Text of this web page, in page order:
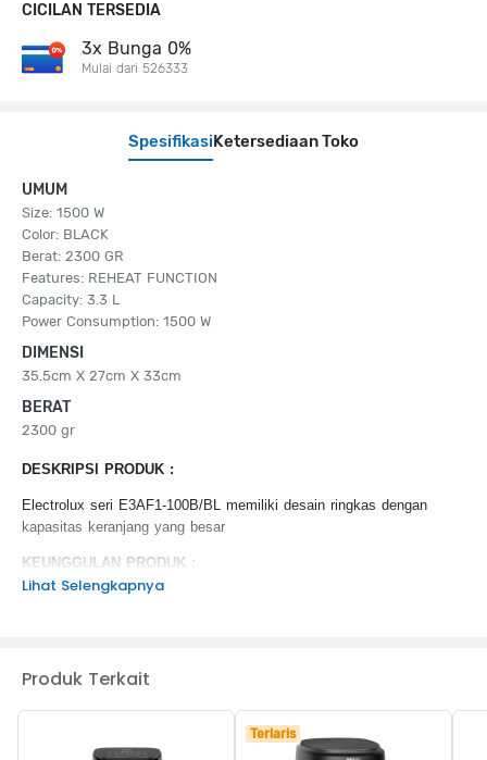
SpesifikasiKetersediaan Toko
UMUM
Size: 1500 W
Color: BLACK
Berat: 2300 GR
Features: REHEAT FUNCTION
Capacity: 3.3 L
Power Consumption: 1500 W
DIMENSI
35.5cm X 27cm X 33cm
BERAT
2300 gr
DESKRIPSI PRODUK :
Electrolux seri E3AF1-100B/BL memiliki desain ringkas dengan
kapasitas keranjang yang besar
KEUNGGULAN PRODUK :
Menghasilkan cita rasa dan tekstur sempurna dengan lebih
Keranjang bagian dalam yang ringan dan dapat dilepas
Lihat Selengkapnya
CICILAN TERSEDIA
3x Bunga 0%
Mulai dari 526333
Produk Terkait
Terlaris